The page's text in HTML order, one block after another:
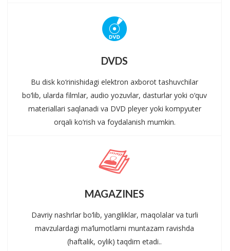
DVDS
Bu disk ko‘rinishidagi elektron axborot tashuvchilar
bo‘lib, ularda filmlar, audio yozuvlar, dasturlar yoki o‘quv
materiallari saqlanadi va DVD pleyer yoki kompyuter
orqali ko‘rish va foydalanish mumkin.
MAGAZINES
Davriy nashrlar bo‘lib, yangiliklar, maqolalar va turli
mavzulardagi ma’lumotlarni muntazam ravishda
(haftalik, oylik) taqdim etadi..